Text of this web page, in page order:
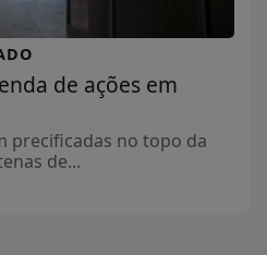
de ações em
precificadas no topo da
de...